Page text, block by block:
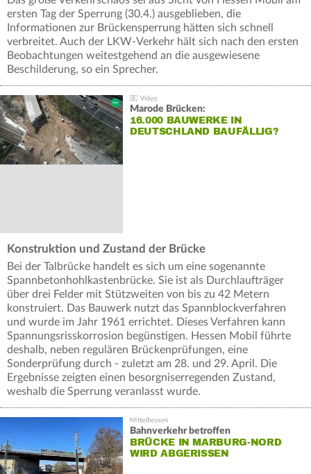
ersten Tag der Sperrung (30.4.) ausgeblieben, die
Informationen zur Brückensperrung hätten sich schnell
verbreitet. Auch der LKW-Verkehr hält sich nach den ersten
Beobachtungen weitestgehend an die ausgewiesene
Beschilderung, so ein Sprecher.
Marode Brücken:
16.000 BAUWERKE IN
DEUTSCHLAND BAUFÄLLIG?
Konstruktion und Zustand der Brücke
Bei der Talbrücke handelt es sich um eine sogenannte
Spannbetonhohlkastenbrücke. Sie ist als Durchlaufträger
über drei Felder mit Stützweiten von bis zu 42 Metern
konstruiert. Das Bauwerk nutzt das Spannblockverfahren
und wurde im Jahr 1961 errichtet. Dieses Verfahren kann
Spannungsrisskorrosion begünstigen. Hessen Mobil führte
deshalb, neben regulären Brückenprüfungen, eine
Sonderprüfung durch - zuletzt am 28. und 29. April. Die
Ergebnisse zeigten einen besorgniserregenden Zustand,
weshalb die Sperrung veranlasst wurde.
Bahnverkehr betroffen
BRÜCKE IN MARBURG-NORD
WIRD ABGERISSEN